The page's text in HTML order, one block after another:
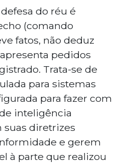
do réu é
(comando
fatos, não deduz
pedidos
Trata-se de
para sistemas
para fazer com
inteligência
diretrizes
e gerem
à parte que realizou